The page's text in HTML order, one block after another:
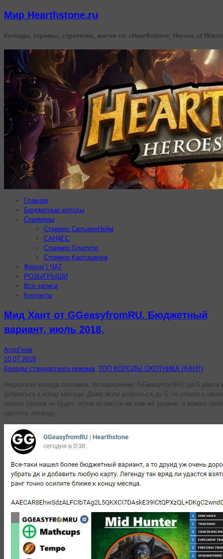
Мир Hearthstone.ru
Колоды, стримы, стратегии, матчи по «Hearthstone: Heroes of
Главная
Бюджетные колоды
Стримеры
Стример СильверНейм
CAH4EC
Стример Gnumme
Стример Картошечка
Форум \ ЧАТ
РОЗЫГРЫШИ
Все записи
Контакты
Мид Хант от GGeasyfromRU. Бюджетный
вариант, июль 2018.
АгроГном
10.07.2018
Колоды стандартного режима, ТОП КОЛОДЫ ОХОТНИКА (ХАНТ)
Недорогая колода охотника, по заверению GGeasyfromRU, до 5 ранга
добраться к концу месяца. Даже если добраться до 5, то отката с
нового сезона не будет, игрок остается на том же уровне, и можно
одолеть легенду.